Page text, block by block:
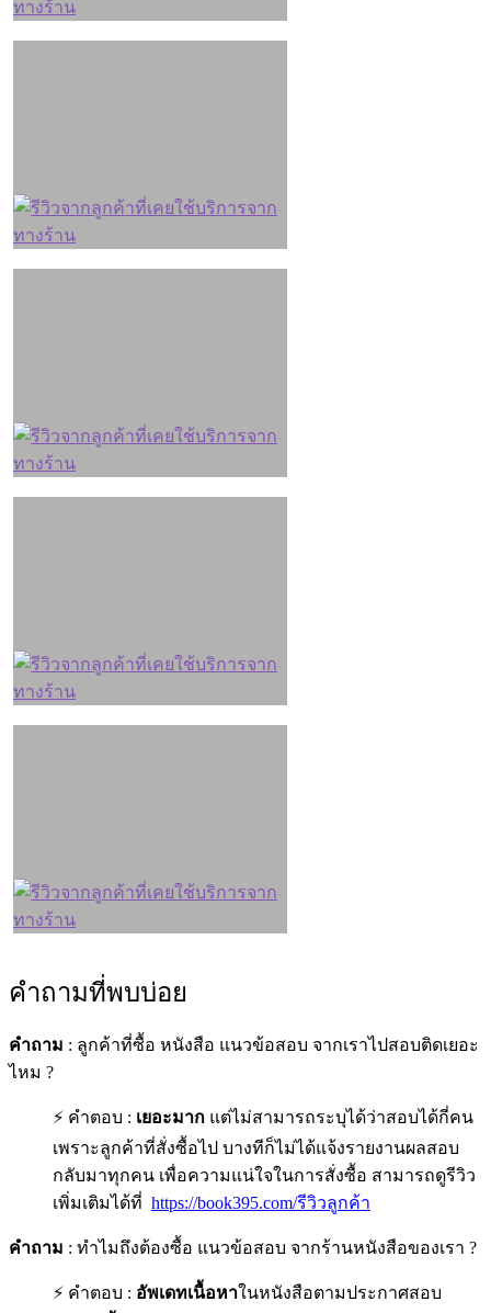
คำถามที่พบบ่อย
คำถาม : ลูกค้าที่ซื้อ หนังสือ แนวข้อสอบ จากเราไปสอบติดเยอะ
ไหม ?
⚡ คำตอบ : เยอะมาก แต่ไม่สามารถระบุได้ว่าสอบได้กี่คน
เพราะลูกค้าที่สั่งซื้อไป บางทีก็ไม่ได้แจ้งรายงานผลสอบ
กลับมาทุกคน เพื่อความแน่ใจในการสั่งซื้อ สามารถดูรีวิว
เพิ่มเติมได้ที่ https://book395.com/รีวิวลูกค้า
คำถาม : ทำไมถึงต้องซื้อ แนวข้อสอบ จากร้านหนังสือของเรา ?
⚡ คำตอบ : อัพเดทเนื้อหาในหนังสือตามประกาศสอบ